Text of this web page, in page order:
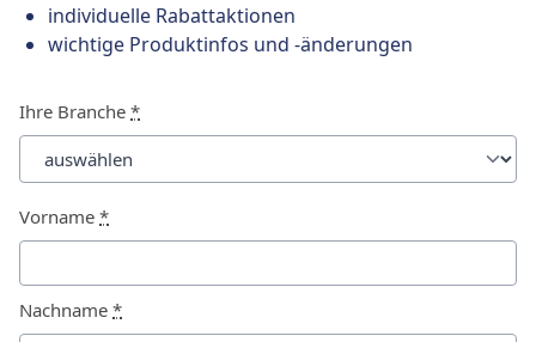
individuelle Rabattaktionen
wichtige Produktinfos und -änderungen
Ihre Branche *
Vorname *
Nachname *